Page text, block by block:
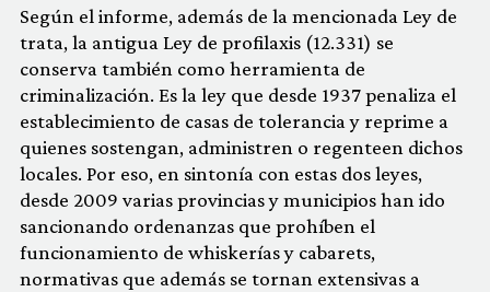
Según el informe, además de la mencionada Ley de
trata, la antigua Ley de profilaxis (12.331) se
conserva también como herramienta de
criminalización. Es la ley que desde 1937 penaliza el
establecimiento de casas de tolerancia y reprime a
quienes sostengan, administren o regenteen dichos
locales. Por eso, en sintonía con estas dos leyes,
desde 2009 varias provincias y municipios han ido
sancionando ordenanzas que prohíben el
funcionamiento de whiskerías y cabarets,
normativas que además se tornan extensivas a